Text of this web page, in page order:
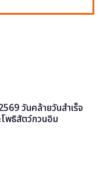
วันคล้ายวันสำเร็จ
พธิสัตว์กวนอิม